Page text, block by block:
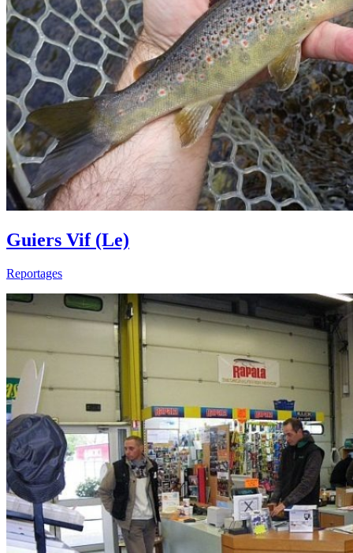
Guiers Vif (Le)
Reportages